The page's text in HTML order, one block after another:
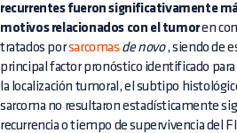
recurrentes fueron significativamente
motivos relacionados con el tumoren
tratados porsarcomas de novo, siendo de
principal factor pronóstico identificado para
la localización tumoral, el subtipo
sarcoma no resultaron estadísticamente
recurrencia o tiempo de supervivencia del